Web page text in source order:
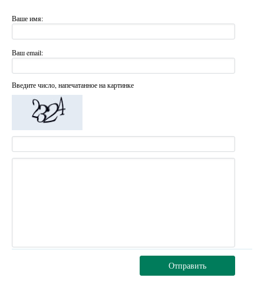
Ваше имя:
Ваш email:
Введите число, напечатанное на картинке
Отправить